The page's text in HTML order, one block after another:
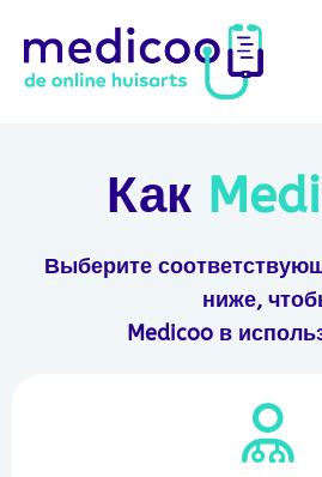
Как
Выберите
ниже,
Medicoo в